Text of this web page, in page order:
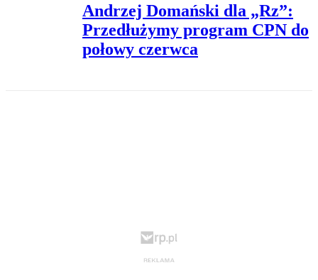
Andrzej Domański dla „Rz”:
Przedłużymy program CPN do
połowy czerwca